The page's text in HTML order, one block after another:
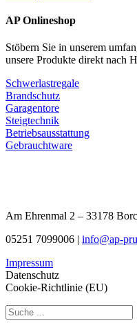
AP Onlineshop
Stöbern Sie in unserem
unsere Produkte direkt nach
Schwerlastregale
Brandschutz
Garagentore
Steigtechnik
Betriebsausstattung
Gebrauchtware
Am Ehrenmal 2 – 33178
05251 7099006 | info@ap-
Impressum
Datenschutz
Cookie-Richtlinie (EU)
Search